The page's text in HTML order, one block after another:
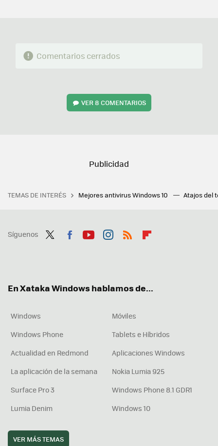
Comentarios cerrados
VER8 COMENTARIOS
TEMAS DE INTERÉS Mejores antivirus Windows 10 Atajos del
Síguenos
En Xataka Windows hablamos de...
Windows
Móviles
Windows Phone
Tablets e Híbridos
Actualidad en Redmond
Aplicaciones Windows
La aplicación de la semana
Nokia Lumia 925
Surface Pro 3
Windows Phone 8.1 GDR1
Lumia Denim
Windows 10
VER MÁS TEMAS